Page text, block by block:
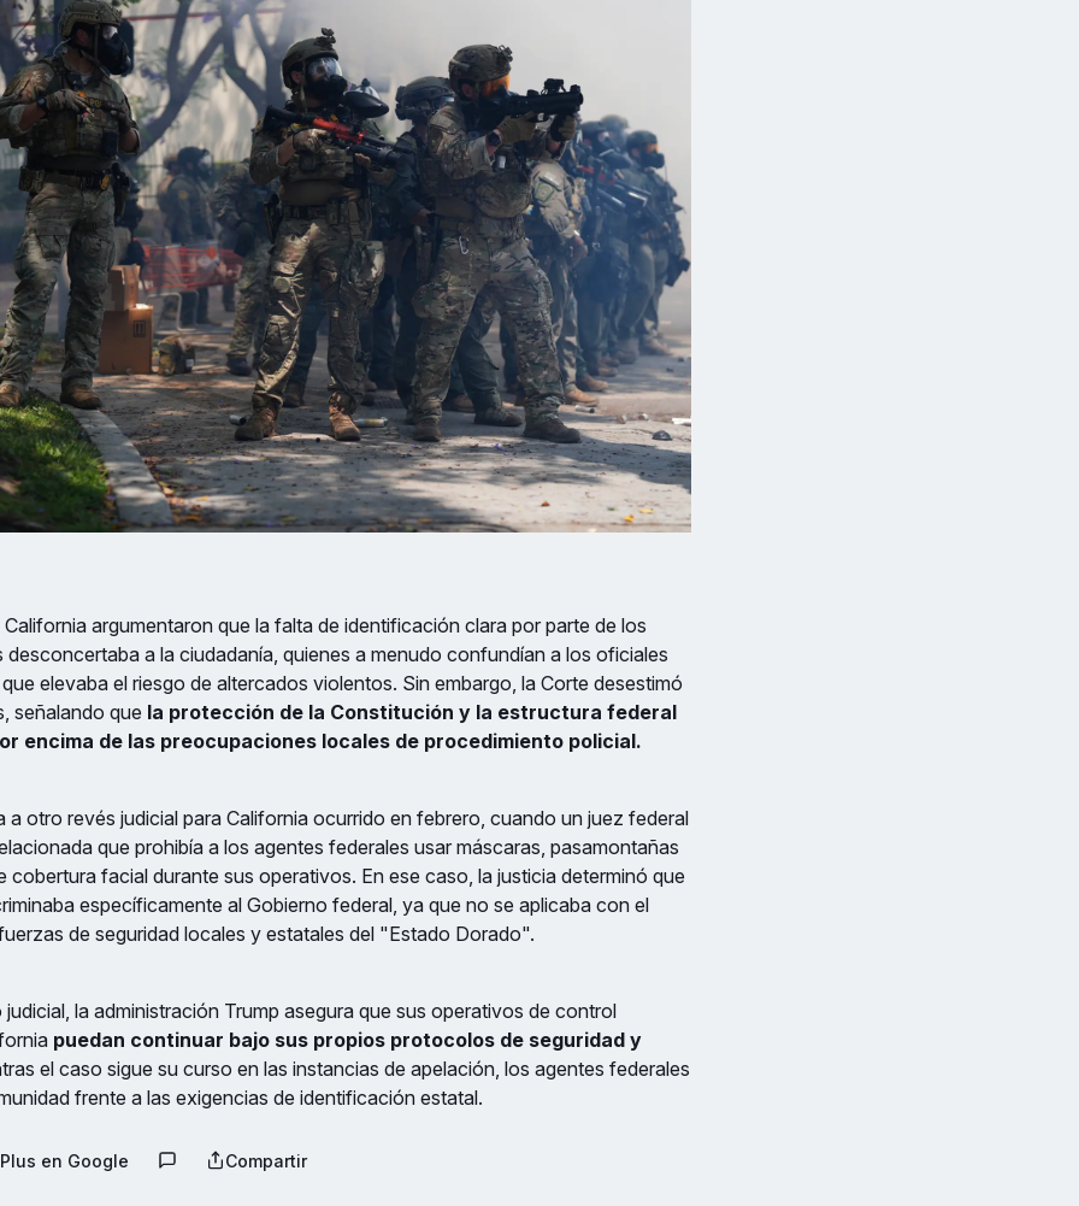
argumentaron que la falta de identificación clara por parte de los
desconcertaba a la ciudadanía, quienes a menudo confundían a los oficiales
elevaba el riesgo de altercados violentos. Sin embargo, la Corte desestimó
señalando que la protección de la Constitución y la estructura federal
encima de las preocupaciones locales de procedimiento policial.
a otro revés judicial para California ocurrido en febrero, cuando un juez federal
que prohibía a los agentes federales usar máscaras, pasamontañas
cobertura facial durante sus operativos. En ese caso, la justicia determinó que
específicamente al Gobierno federal, ya que no se aplicaba con el
de seguridad locales y estatales del "Estado Dorado".
la administración Trump asegura que sus operativos de control
puedan continuar bajo sus propios protocolos de seguridad y
el caso sigue su curso en las instancias de apelación, los agentes federales
frente a las exigencias de identificación estatal.
en Google Compartir